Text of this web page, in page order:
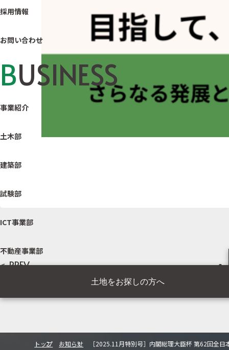
採用情報
お問い合わせ
BUSINESS
事業紹介
土木部
建築部
試験部
ICT事業部
不動産事業部
土地をお探しの方へ
PREV
トップ お知らせ ［2025.11月特別号］内閣総理大臣杯 第62回全